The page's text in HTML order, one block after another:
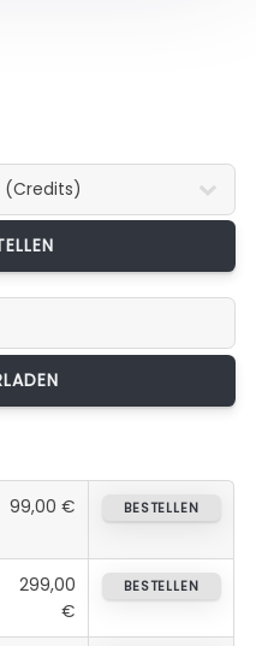
99,00 € BESTELLEN
299,00
€
BESTELLEN